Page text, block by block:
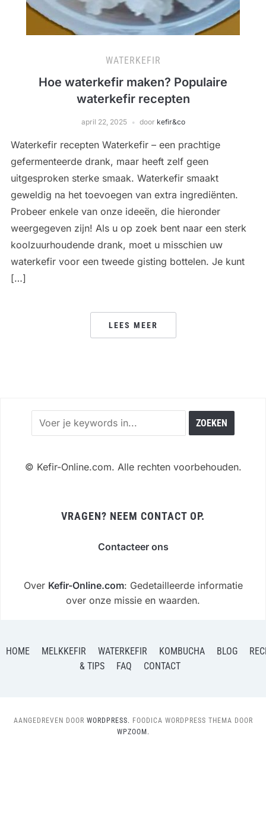
WATERKEFIR
Hoe waterkefir maken? Populaire
waterkefir recepten
april 22, 2025 door kefir&co
Waterkefir recepten Waterkefir – een prachtige
gefermenteerde drank, maar heeft zelf geen
uitgesproken sterke smaak. Waterkefir smaakt
geweldig na het toevoegen van extra ingrediënten.
Probeer enkele van onze ideeën, die hieronder
weergegeven zijn! Als u op zoek bent naar een sterk
koolzuurhoudende drank, moet u misschien uw
waterkefir voor een tweede gisting bottelen. Je kunt
[…]
LEES MEER
© Kefir-Online.com. Alle rechten voorbehouden.
VRAGEN? NEEM CONTACT OP.
Contacteer ons
Over Kefir-Online.com: Gedetailleerde informatie
over onze missie en waarden.
HOME MELKKEFIR WATERKEFIR KOMBUCHA BLOG
& TIPS
FAQ CONTACT
AANGEDREVEN DOOR WORDPRESS. FOODICA WORDPRESS THEMA DOOR
WPZOOM.